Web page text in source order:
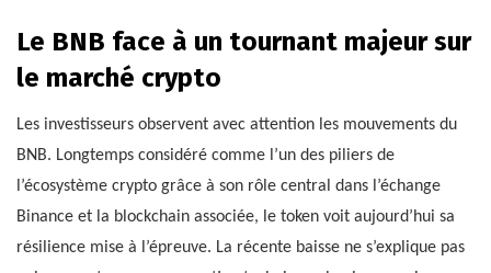
Le BNB face à un tournant majeur sur
le marché crypto
Les investisseurs observent avec attention les mouvements du
BNB. Longtemps considéré comme l’un des piliers de
l’écosystème crypto grâce à son rôle central dans l’échange
Binance et la blockchain associée, le token voit aujourd’hui sa
résilience mise à l’épreuve. La récente baisse ne s’explique pas